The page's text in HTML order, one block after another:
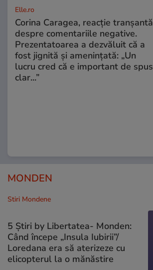
Elle.ro
Corina Caragea, reacție tranșantă
despre comentariile negative.
Prezentatoarea a dezvăluit că a
fost jignită și amenințată: „Un
lucru cred că e important de spus
clar...”
MONDEN
Stiri Mondene
5 Știri by Libertatea- Monden:
Când începe „Insula Iubirii”/
Loredana era să aterizeze cu
elicopterul la o mănăstire